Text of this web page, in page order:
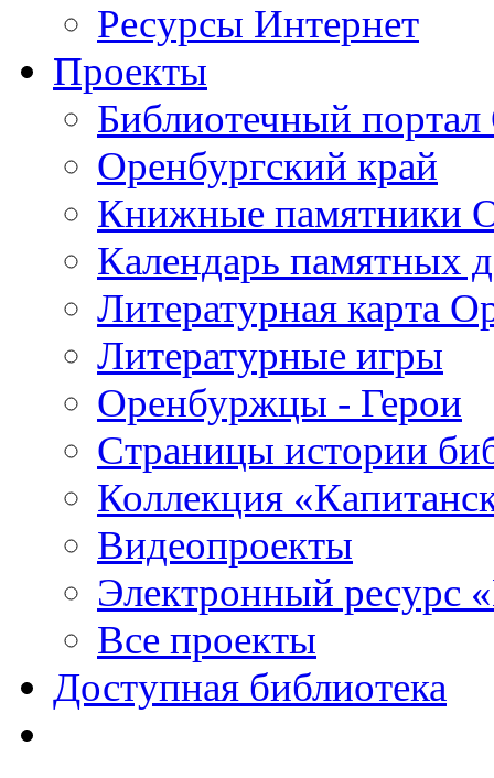
Ресурсы Интернет
Проекты
Библиотечный портал
Оренбургский край
Книжные памятники
Календарь памятных
Литературная карта
Литературные игры
Оренбуржцы - Герои
Страницы истории
Коллекция
Видеопроекты
Электронный ресурс
Все проекты
Доступная библиотека